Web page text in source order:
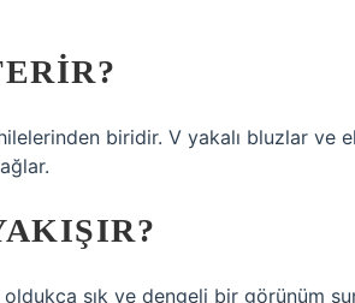
biridir. V yakalı bluzlar ve
şık ve dengeli bir görünüm